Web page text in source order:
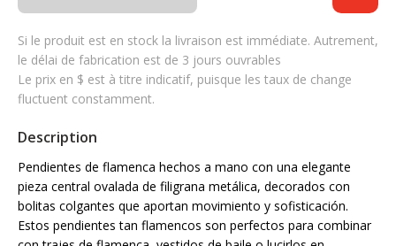
Si le produit est en stock la livraison est immédiate. Autrement,
le délai de fabrication est de 3 jours ouvrables
Le prix en $ est à titre indicatif, puisque les taux de change
fluctuent constamment.
Description
Pendientes de flamenca hechos a mano con una elegante
pieza central ovalada de filigrana metálica, decorados con
bolitas colgantes que aportan movimiento y sofisticación.
Estos pendientes tan flamencos son perfectos para combinar